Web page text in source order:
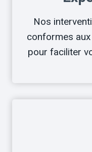
Nos
conformes
pour faciliter